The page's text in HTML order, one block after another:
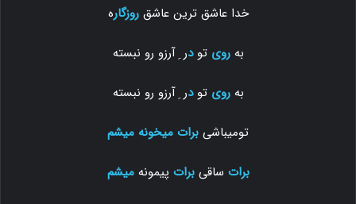
خدا عاشق ترین عاشقروزگاره
بهروی تودر ِ آرزو رو نبسته
بهروی تودر ِ آرزو رو نبسته
تومیباشی برات میخونه میشم
برات ساقیبرات پیمونهمیشم